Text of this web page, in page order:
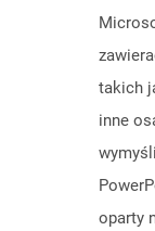
takich
inne
oparty